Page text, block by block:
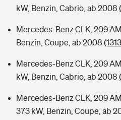
kW, Benzin, Cabrio, ab 2008
Mercedes-Benz CLK, 209
Benzin, Coupe, ab 2008
Mercedes-Benz CLK, 209
kW, Benzin, Cabrio, ab 2008
Mercedes-Benz CLK, 209
373 kW, Benzin, Coupe, ab